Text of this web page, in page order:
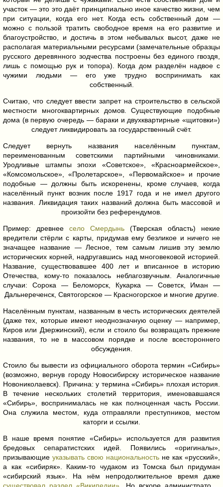
участок — это это даёт принципиально иное качество жизни, чем
при ситуации, когда его нет. Когда есть собственный дом —
можно с пользой тратить свободное время на его развитие и
благоустройство, и достичь в этом небывалых высот, даже не
располагая материальными ресурсами (замечательные образцы
русского деревянного зодчества построены без единого гвоздя,
лишь с помощью рук и топора). Когда дом разделён надвое с
чужими людьми — его уже трудно воспринимать как
собственный.
Считаю, что следует ввести запрет на строительство в сельской
местности многоквартирных домов. Существующие подобные
дома (в первую очередь — бараки и двухквартирные «щитовки»)
следует ликвидировать за государственный счёт.
Следует вернуть названия населённым пунктам,
переименованным советскими партийными чиновниками.
Уродливые штампы эпохи «Советское», «Красноармейское»,
«Комсомольское», «Пролетарское», «Первомайское» и прочие
подобные — должны быть искоренены, кроме случаев, когда
населённый пункт возник после 1917 года и не имел другого
названия. Ликвидация таких названий должна быть массовой и
произойти без референдумов.
Пример: древнее село Смердынь (Тверская область) некие
вредители стёрли с карты, придумав ему безликое и ничего не
значащее название — Лесное, тем самым лишив эту землю
исторических корней, надругавшись над многовековой историей.
Название, существовавшее 400 лет и вписанное в историю
Отечества, кому-то показалось неблагозвучным. Аналогичные
случаи: Сорока — Беломорск, Кукарка — Советск, Иман —
Дальнереченск, Святогорское — Красногорское и многие другие.
Населённым пунктам, названным в честь исторических деятелей
(даже тех, которые имеют неоднозначную оценку — например,
Киров или Дзержинский), если и стоило бы возвращать прежние
названия, то не в массовом порядке и после всестороннего
обсуждения.
Стоило бы вывести из официального оборота термин «Сибирь»
(возможно, вернув городу Новосибирску историческое название
Новониколаевск). Причина: у термина «Сибирь» плохая история.
В течение нескольких столетий территория, именовавшаяся
«Сибирь», воспринималась не как полноценная часть России.
Она служила местом, куда отправляли преступников, местом
каторги и ссылки.
В наше время понятие «Сибирь» используется для развития
бредовых сепаратистских идей. Появились «оригиналы»,
призывающие указывать свою национальность не как «русский»,
а как «сибиряк». Каким-то чудаком из Томска был придуман
«сибирский язык». На нём непродолжительное время даже